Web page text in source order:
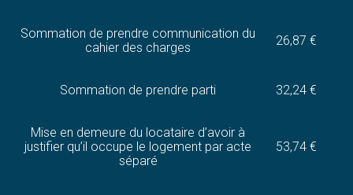
Sommation de prendre communication du
cahier des charges
26,87 €
Sommation de prendre parti 32,24 €
Mise en demeure du locataire d’avoir à
justifier qu’il occupe le logement par acte
séparé
53,74 €